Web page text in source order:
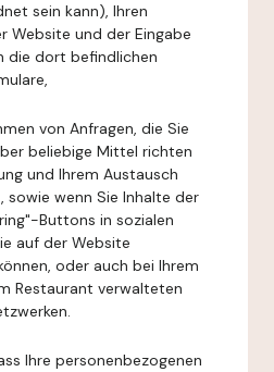
sein kann), Ihren
Website und der Eingabe
die dort befindlichen
von Anfragen, die Sie
beliebige Mittel richten
und Ihrem Austausch
wenn Sie Inhalte der
Buttons in sozialen
auf der Website
oder auch bei Ihrem
Restaurant verwalteten
Ihre personenbezogenen